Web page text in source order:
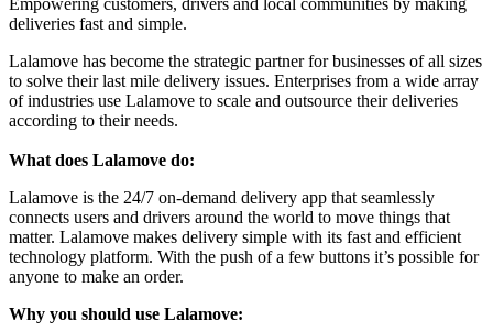
Empowering customers, drivers and local communities by making
deliveries fast and simple.
Lalamove has become the strategic partner for businesses of all sizes
to solve their last mile delivery issues. Enterprises from a wide array
of industries use Lalamove to scale and outsource their deliveries
according to their needs.
What does Lalamove do:
Lalamove is the 24/7 on-demand delivery app that seamlessly
connects users and drivers around the world to move things that
matter. Lalamove makes delivery simple with its fast and efficient
technology platform. With the push of a few buttons it’s possible for
anyone to make an order.
Why you should use Lalamove: